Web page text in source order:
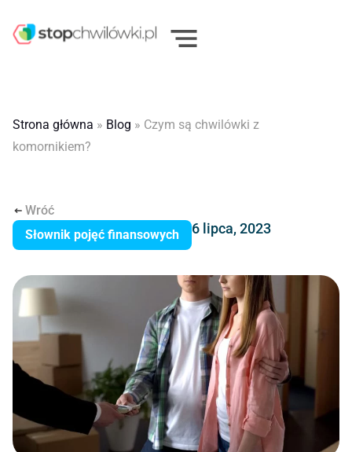
Strona główna » Blog » Czym są chwilówki z
komornikiem?
Wróć
Słownik pojęć finansowych
6 lipca, 2023